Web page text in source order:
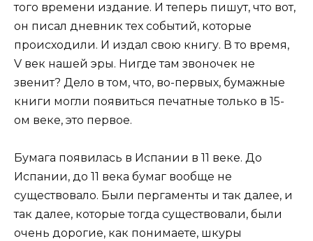
того времени издание. И теперь пишут, что вот,
он писал дневник тех событий, которые
происходили. И издал свою книгу. В то время,
V век нашей эры. Нигде там звоночек не
звенит? Дело в том, что, во-первых, бумажные
книги могли появиться печатные только в 15-
ом веке, это первое.
Бумага появилась в Испании в 11 веке. До
Испании, до 11 века бумаг вообще не
существовало. Были пергаменты и так далее, и
так далее, которые тогда существовали, были
очень дорогие, как понимаете, шкуры